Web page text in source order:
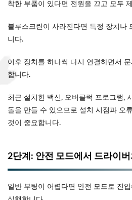
착한 부품이 있다면 전원을 끄고 모두
블루스크린이 사라진다면 특정 장치나
니다.
이후 장치를 하나씩 다시 연결하면서
합니다.
최근 설치한 백신, 오버클럭 프로그램,
돌을 만들 수 있으므로 설치 시점과 오
것이 중요합니다.
2단계: 안전 모드에서 드라이
일반 부팅이 어렵다면 안전 모드로 진